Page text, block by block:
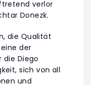
verlor
Donezk.
die Qualität
der
Diego
sich von all
und